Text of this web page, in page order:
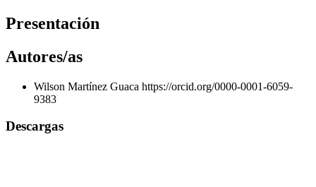
Presentación
Autores/as
Wilson Martínez Guaca https://orcid.org/0000-0001-6059-
9383
Descargas